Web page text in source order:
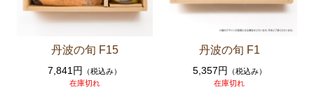
丹波の旬 F15
7,841円
（税込み）
在庫切れ
丹波の旬 F1
5,357円
（税込み）
在庫切れ